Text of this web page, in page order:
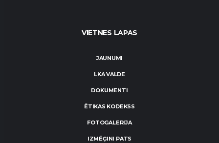
VIETNES LAPAS
JAUNUMI
LKA VALDE
DOKUMENTI
ĒTIKAS KODEKSS
FOTOGALERIJA
IZMĒĢINI PATS